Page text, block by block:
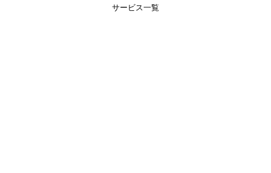
サービス一覧